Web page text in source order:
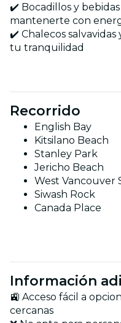
✔️ Bocadillos y
mantenerte con
✔️ Chalecos
tu tranquilidad
Recorrido
English Bay
Kitsilano Beach
Stanley Park
Jericho Beach
West Vancouver
Siwash Rock
Canada Place
Información
🚉 Acceso fácil a
cercanas